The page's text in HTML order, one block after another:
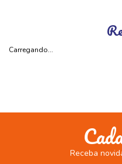
Carregando...
Receba